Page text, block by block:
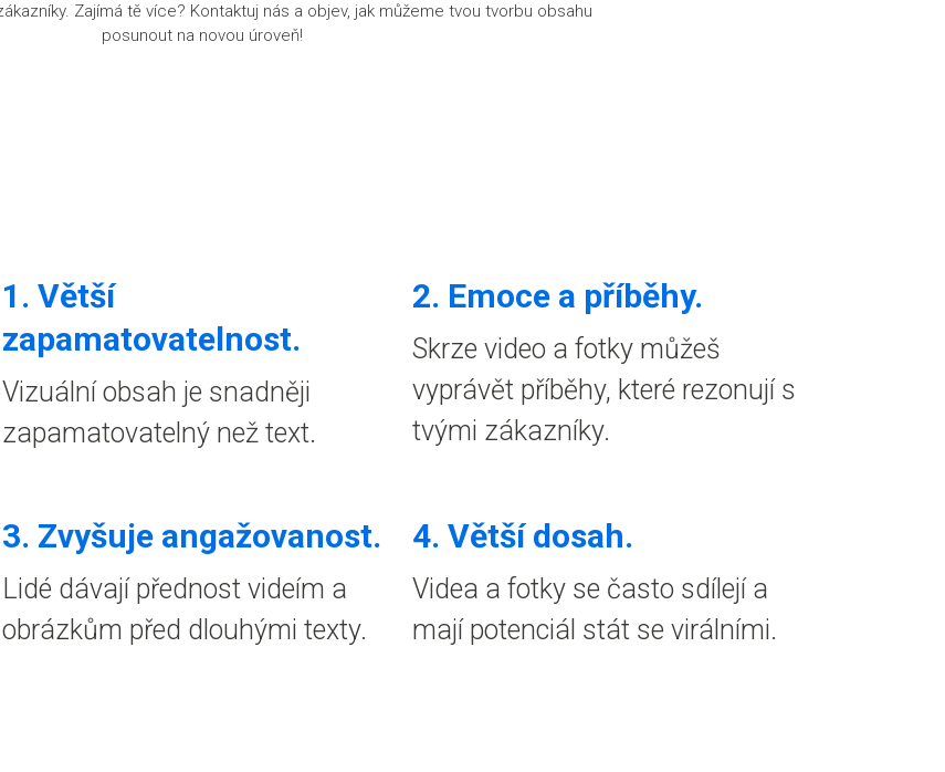
Zajímá tě více? Kontaktuj nás a objev, jak můžeme tvou tvorbu obsahu
posunout na novou úroveň!
1. Větší
zapamatovatelnost.
Vizuální obsah je snadněji
zapamatovatelný než text.
2. Emoce a příběhy.
Skrze video a fotky můžeš
vyprávět příběhy, které rezonují s
tvými zákazníky.
3. Zvyšuje angažovanost.
Lidé dávají přednost videím a
obrázkům před dlouhými texty.
4. Větší dosah.
Videa a fotky se často sdílejí a
mají potenciál stát se virálními.